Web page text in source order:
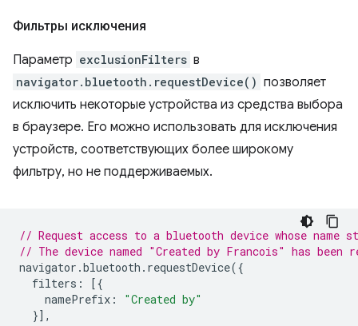
Фильтры исключения
Параметр exclusionFilters в
navigator.bluetooth.requestDevice() позволяет
исключить некоторые устройства из средства выбора
в браузере. Его можно использовать для исключения
устройств, соответствующих более широкому
фильтру, но не поддерживаемых.
// Request access to a bluetooth device whose
// The device named "Created by Francois" has been
navigator .bluetooth . requestDevice({
filters :
[{
namePrefix :
"Created by"
}],